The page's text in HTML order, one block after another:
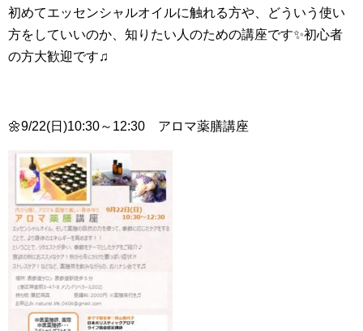
初めてエッセンシャルオイルに触れる方や、どういう使い
方をしていいのか、知りたい人のための講座です✨初心者
の方大歓迎です♫
🌼9/22(日)10:30～12:30 アロマ薬膳講座